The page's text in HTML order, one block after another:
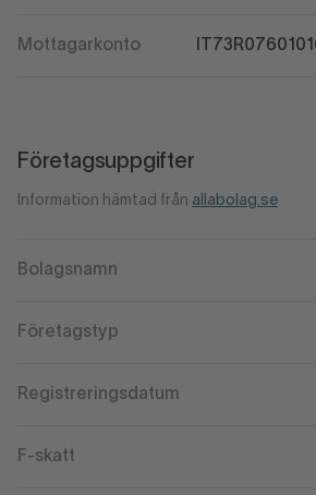
Mottagarkonto
Företagsuppgifter
Information hämtad från allabolag.se
Bolagsnamn
Företagstyp
Registreringsdatum
F-skatt